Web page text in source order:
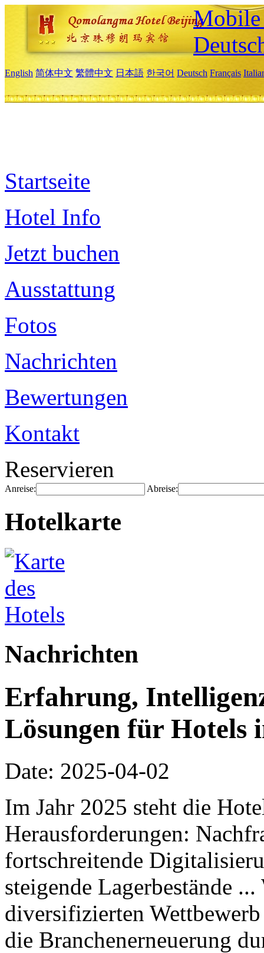
Mobile
English 简体中文 繁體中文 日本語 한국어 Deutsch Français
Startseite
Hotel Info
Jetzt buchen
Ausstattung
Fotos
Nachrichten
Bewertungen
Kontakt
Reservieren
Anreise: Abreise:
Hotelkarte
Nachrichten
Erfahrung,
Lösungen für Hotels
Date: 2025-04-02
Im Jahr 2025 steht die
Herausforderungen:
fortschreitende
steigende Lagerbestände
diversifizierten
die Branchenerneuerung